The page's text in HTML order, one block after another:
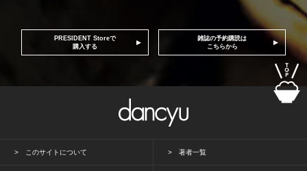
PRESIDENT Storeで
購入する
雑誌の予約購読は
こちらから
このサイトについて 著者一覧